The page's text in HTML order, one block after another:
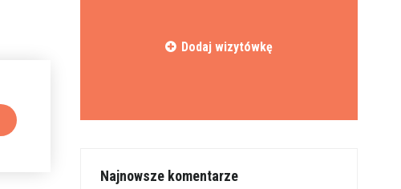
Dodaj wizytówkę
Najnowsze komentarze